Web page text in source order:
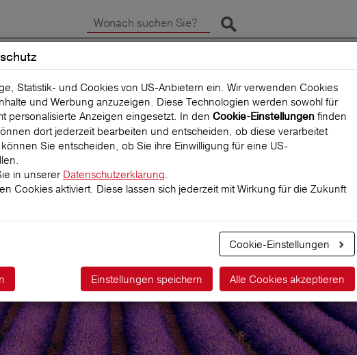
Suche starten
SCHADEN MELDEN REISEVERSICHERUNGEN WIR
Statistik- und Cookies von US-Anbietern ein. Wir verwenden Cookies
und Werbung anzuzeigen. Diese Technologien werden sowohl für
personalisierte Anzeigen eingesetzt. In den Cookie-Einstellungen finden
dort jederzeit bearbeiten und entscheiden, ob diese verarbeitet
Sie entscheiden, ob Sie ihre Einwilligung für eine US-
in unserer Datenschutzerklärung.
Cookies aktiviert. Diese lassen sich jederzeit mit Wirkung für die Zukunft
Cookie-Einstellungen
Alle Cookies akzeptieren
Einstellungen speichern